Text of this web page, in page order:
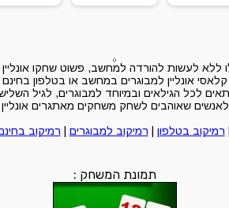
לעשות להורדה למחשב, פשוט שחקו אונליין
קלאסי אונליין למבוגרים במחשב או בטלפון בחינם
לכל הגילאים ובמיוחד למבוגרים, לגיל
לאנשים שאוהבים לשחק משחקים מאתגרים
רמיקוב בטלפון רמיקוב למבוגרים רמיקוב
תמונת המשחק :